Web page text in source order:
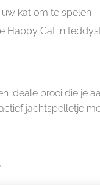
kat om te spelen
Happy Cat in
ideale prooi die je
jachtspelletje